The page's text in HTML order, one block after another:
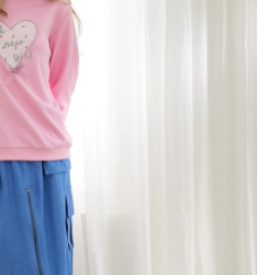
後，即可完成結帳。
通知簡訊。
擊此簡訊中的連結，可透過四大超商／
款，方視為交易完成。
刻繳費，但若您需要取消訂單，請聯絡
之訂單仍視為有效，需透過AFTEE先享
付 」之結帳頁面顯示為準，若有關於
等相關疑問，請聯繫「AFTEE先享後付
support/home
供之「AFTEE先享後付」服務完成之交
人資料，並將交易相關給付款項請求債
)免運費
上)免運費